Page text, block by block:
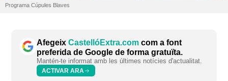
Programa Cúpules Blaves
Afegeix CastellóExtra.com com a font
preferida de Google de forma gratuïta.
Mantén-te informat amb les últimes notícies d'actualitat.
ACTIVAR ARA